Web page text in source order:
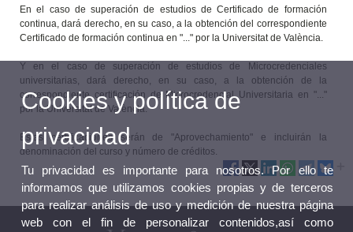
En el caso de superación de estudios de Certificado de formación
continua, dará derecho, en su caso, a la obtención del correspondiente
Certificado de formación continua en "..." por la Universitat de València.
Y en el caso de superación de estudios de Microcredenciales
universitarias, dará derecho, en su caso, a la obtención de la
correspondiente certificación de Microcredencial Universitaria en "..."
por la Universitat de València.
Estas certificaciones serán de "Aprovechamiento" e incluirán la
denominación del curso y número de créditos.
Cookies y política de
privacidad
Tu privacidad es importante para nosotros. Por ello te
informamos que utilizamos cookies propias y de terceros
para realizar análisis de uso y medición de nuestra página
web con el fin de personalizar contenidos,así como